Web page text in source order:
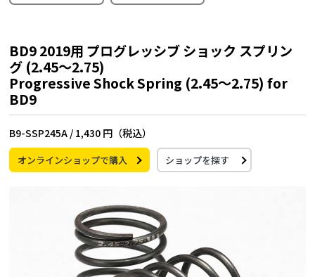
BD9 2019用 プログレッシブ ショック スプリン
グ (2.45～2.75)
Progressive Shock Spring (2.45～2.75) for
BD9
B9-SSP245A / 1,430 円（税込）
オンラインショップで購入 ショップを探す